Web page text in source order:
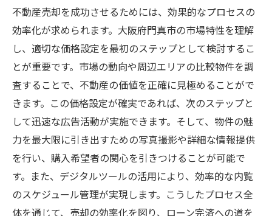
不動産売却を成功させるためには、効果的なプロセスの
効率化が求められます。大阪府門真市の市場特性を理解
し、適切な価格設定を最初のステップとして検討するこ
とが重要です。市場の動向や周辺エリアの比較物件を調
査することで、不動産の価値を正確に見極めることがで
きます。この価格設定が確実であれば、次のステップと
して迅速な広告活動が実施できます。そして、物件の魅
力を最大限に引き出すための写真撮影や詳細な情報提供
を行い、購入希望者の関心を引きつけることが可能で
す。また、デジタルツールの活用により、効率的な内覧
のスケジュール管理が実現します。こうしたプロセス全
体を通じて、売却の効率化を図り、ローン完済への道を